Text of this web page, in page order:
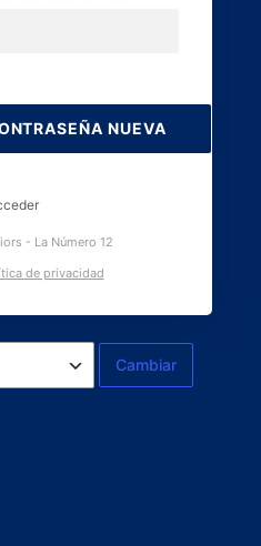
perdida
- La Número 12
de privacidad